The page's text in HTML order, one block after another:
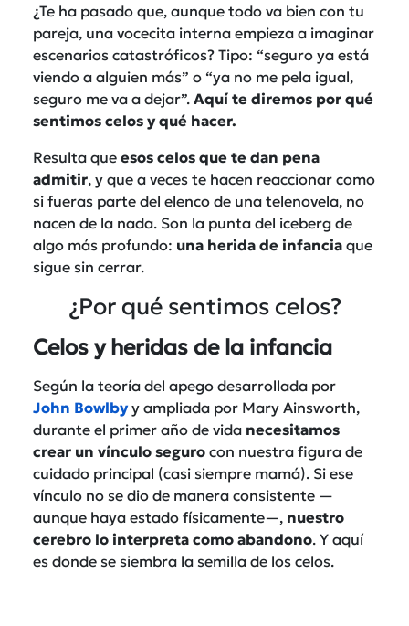
¿Te ha pasado que, aunque todo va bien con tu
pareja, una vocecita interna empieza a imaginar
escenarios catastróficos? Tipo: “seguro ya está
viendo a alguien más” o “ya no me pela igual,
seguro me va a dejar”. Aquí te diremos por qué
sentimos celos y qué hacer.
Resulta que esos celos que te dan pena
admitir, y que a veces te hacen reaccionar como
si fueras parte del elenco de una telenovela, no
nacen de la nada. Son la punta del iceberg de
algo más profundo: una herida de infancia que
sigue sin cerrar.
¿Por qué sentimos celos?
Celos y heridas de la infancia
Según la teoría del apego desarrollada por
John Bowlbyy ampliada por Mary Ainsworth,
durante el primer año de vida necesitamos
crear un vínculo seguro con nuestra figura de
cuidado principal (casi siempre mamá). Si ese
vínculo no se dio de manera consistente —
aunque haya estado físicamente—, nuestro
cerebro lo interpreta como abandono. Y aquí
es donde se siembra la semilla de los celos.